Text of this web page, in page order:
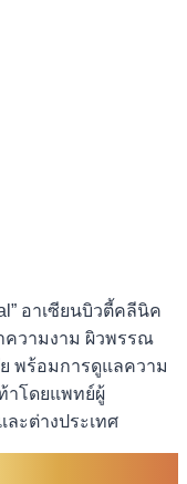
อาเซียนบิวตี้คลีนิค
วามงาม ผิวพรรณ
พร้อมการดูแลความ
าโดยแพทย์ผู้
ะต่างประเทศ